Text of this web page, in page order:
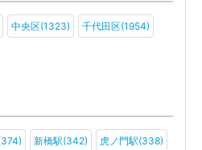
(44) 医療法人(64) ＮＰＯ法人(46)
(63) その他(56)
中央区(1323) 千代田区(1954)
新橋駅(342) 虎ノ門駅(338)